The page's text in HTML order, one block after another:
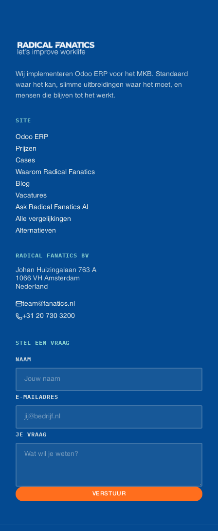
Wij implementeren Odoo ERP voor het MKB. Standaard
waar het kan, slimme uitbreidingen waar het moet, en
mensen die blijven tot het werkt.
SITE
Odoo ERP
Prijzen
Cases
Waarom Radical Fanatics
Blog
Vacatures
Ask Radical Fanatics AI
Alle vergelijkingen
Alternatieven
RADICAL FANATICS BV
Johan Huizingalaan 763 A
1066 VH Amsterdam
Nederland
team@fanatics.nl
+31 20 730 3200
STEL EEN VRAAG
NAAM
E-MAILADRES
JE VRAAG
VERSTUUR